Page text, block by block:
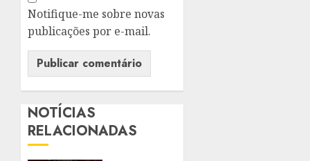
Notifique-me sobre novas
publicações por e-mail.
NOTÍCIAS
RELACIONADAS